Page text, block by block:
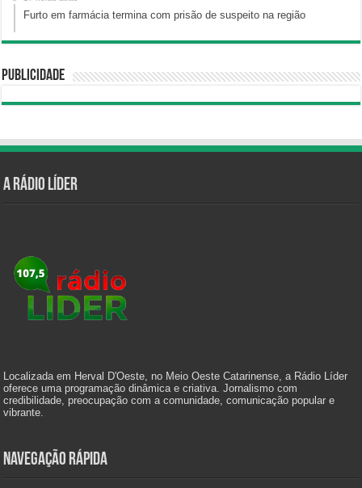
Furto em farmácia termina com prisão de suspeito na região
Publicidade
A Rádio Líder
Localizada em Herval D'Oeste, no Meio Oeste Catarinense, a Rádio Líder
oferece uma programação dinâmica e criativa. Jornalismo com
credibilidade, preocupação com a comunidade, comunicação popular e
vibrante.
Navegação Rápida